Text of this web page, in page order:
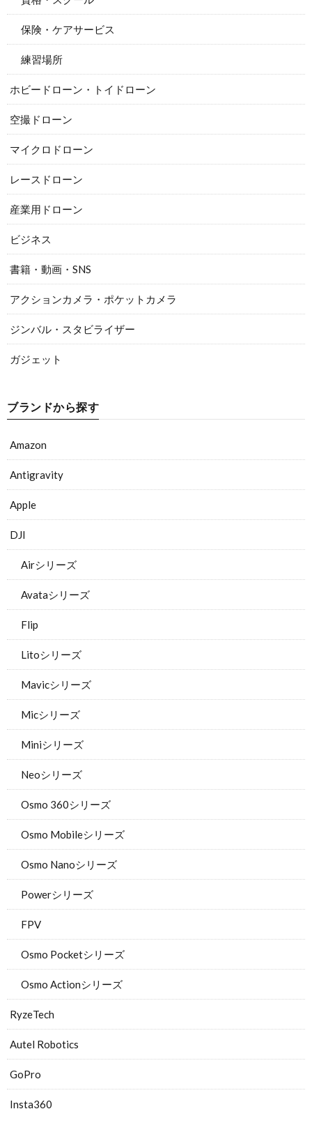
保険・ケアサービス
練習場所
ホビードローン・トイドローン
空撮ドローン
マイクロドローン
レースドローン
産業用ドローン
ビジネス
書籍・動画・SNS
アクションカメラ・ポケットカメラ
ジンバル・スタビライザー
ガジェット
ブランドから探す
Amazon
Antigravity
Apple
DJI
Airシリーズ
Avataシリーズ
Flip
Litoシリーズ
Mavicシリーズ
Micシリーズ
Miniシリーズ
Neoシリーズ
Osmo 360シリーズ
Osmo Mobileシリーズ
Osmo Nanoシリーズ
Powerシリーズ
FPV
Osmo Pocketシリーズ
Osmo Actionシリーズ
RyzeTech
Autel Robotics
GoPro
Insta360